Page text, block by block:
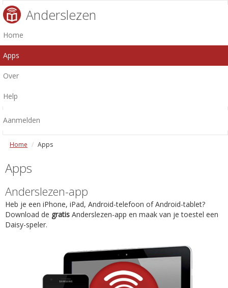
Anderslezen
Home
Apps
Over
Help
Aanmelden
Home Apps
Apps
Anderslezen-app
Heb je een iPhone, iPad, Android-telefoon of Android-tablet?
Download de gratis Anderslezen-app en maak van je toestel een
Daisy-speler.